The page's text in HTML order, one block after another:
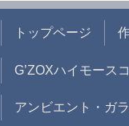
トップページ
G’ZOXハイモース
アンビエント・ガ